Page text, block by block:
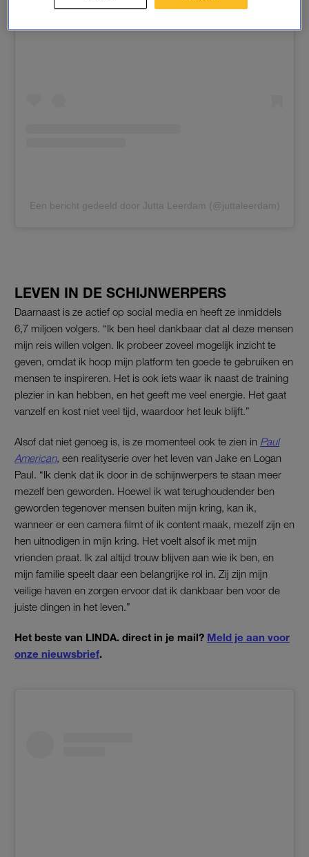
Een bericht gedeeld door Jutta Leerdam (@juttaleerdam)
LEVEN IN DE SCHIJNWERPERS
Daarnaast is ze actief op social media en heeft ze inmiddels
6,7 miljoen volgers. “Ik ben heel dankbaar dat al deze mensen
mijn reis willen volgen. Ik probeer zoveel mogelijk inzicht te
geven, omdat ik hoop mijn platform ten goede te gebruiken en
mensen te inspireren. Het is ook iets waar ik naast de training
plezier in kan hebben, en het geeft me veel energie. Het gaat
vanzelf en kost niet veel tijd, waardoor het leuk blijft.”
Alsof dat niet genoeg is, is ze momenteel ook te zien in Paul
American, een realityserie over het leven van Jake en Logan
Paul. “Ik denk dat ik door in de schijnwerpers te staan meer
mezelf ben geworden. Hoewel ik wat terughoudender ben
geworden tegenover mensen buiten mijn kring, kan ik,
wanneer er een camera filmt of ik content maak, mezelf zijn en
hen uitnodigen in mijn kring. Het voelt alsof ik met mijn
vrienden praat. Ik zal altijd trouw blijven aan wie ik ben, en
mijn familie speelt daar een belangrijke rol in. Zij zijn mijn
veilige haven en zorgen ervoor dat ik dankbaar ben voor de
juiste dingen in het leven.”
Het beste van LINDA. direct in je mail? Meld je aan voor
onze nieuwsbrief.